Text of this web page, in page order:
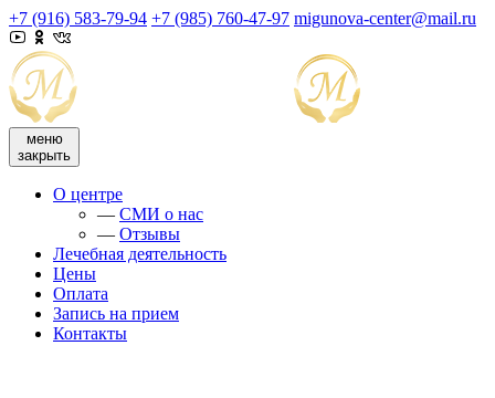
+7 (916) 583-79-94 +7 (985) 760-47-97 migunova-center@mail.ru
меню
закрыть
О центре
— СМИ о нас
— Отзывы
Лечебная деятельность
Цены
Оплата
Запись на прием
Контакты